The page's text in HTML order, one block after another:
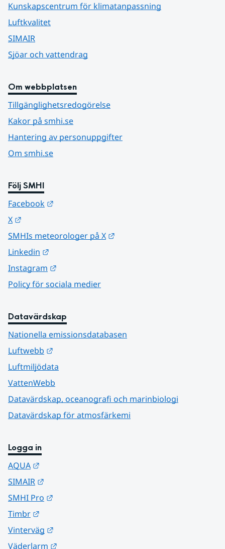
Kunskapscentrum för klimatanpassning
Luftkvalitet
SIMAIR
Sjöar och vattendrag
Om webbplatsen
Tillgänglighetsredogörelse
Kakor på smhi.se
Hantering av personuppgifter
Om smhi.se
Följ SMHI
Facebook
X
SMHIs meteorologer på X
Linkedin
Instagram
Policy för sociala medier
Datavärdskap
Nationella emissionsdatabasen
Luftwebb
Luftmiljödata
VattenWebb
Datavärdskap, oceanografi och marinbiologi
Datavärdskap för atmosfärkemi
Logga in
AQUA
SIMAIR
SMHI Pro
Timbr
Vinterväg
Väderlarm